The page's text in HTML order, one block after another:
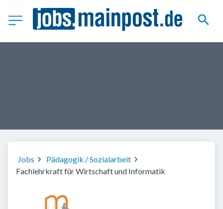
Jobs
Pädagogik / Sozialarbeit
Fachlehrkraft für Wirtschaft und Informatik